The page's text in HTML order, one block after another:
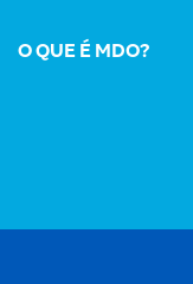
O QUE É MDO?